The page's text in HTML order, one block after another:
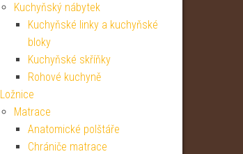
Kuchyňský nábytek
Kuchyňské linky a kuchyňské
bloky
Kuchyňské skříňky
Rohové kuchyně
Ložnice
Matrace
Anatomické polštáře
Chrániče matrace